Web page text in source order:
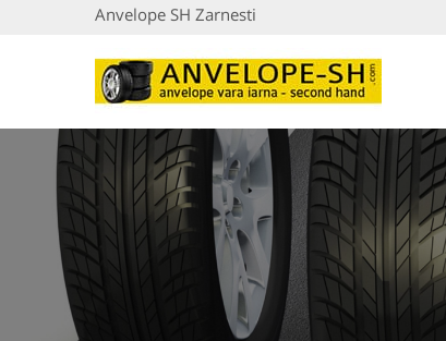
Anvelope SH Zarnesti